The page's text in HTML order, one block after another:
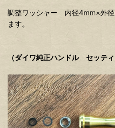
調整ワッシャー 内径4mm×外
ます。
（ダイワ純正ハンドル セッティ